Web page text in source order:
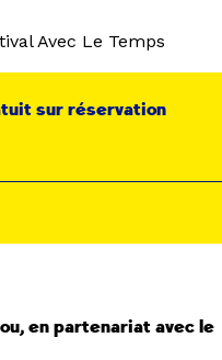
Avec Le Temps
sur réservation
en partenariat avec le